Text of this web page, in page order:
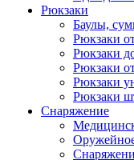
Рюкзаки
Баулы,
Рюкзаки
Рюкзаки
Рюкзаки
Рюкзаки
Рюкзаки
Снаряжение